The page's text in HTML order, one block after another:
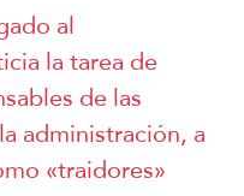
al
la tarea de
de las
administración, a
«traidores»